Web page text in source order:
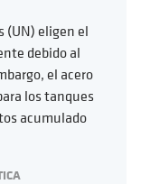
(UN) eligen el
debido al
el acero
los tanques
acumulado